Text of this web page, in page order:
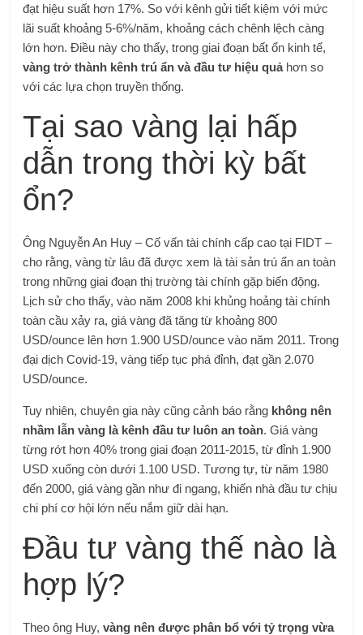
đạt hiệu suất hơn 17%. So với kênh gửi tiết kiệm với mức
lãi suất khoảng 5-6%/năm, khoảng cách chênh lệch càng
lớn hơn. Điều này cho thấy, trong giai đoạn bất ổn kinh tế,
vàng trở thành kênh trú ẩn và đầu tư hiệu quảhơn so
với các lựa chọn truyền thống.
Tại sao vàng lại hấp
dẫn trong thời kỳ bất
ổn?
Ông Nguyễn An Huy – Cố vấn tài chính cấp cao tại FIDT –
cho rằng, vàng từ lâu đã được xem là tài sản trú ẩn an toàn
trong những giai đoạn thị trường tài chính gặp biến động.
Lịch sử cho thấy, vào năm 2008 khi khủng hoảng tài chính
toàn cầu xảy ra, giá vàng đã tăng từ khoảng 800
USD/ounce lên hơn 1.900 USD/ounce vào năm 2011. Trong
đại dịch Covid-19, vàng tiếp tục phá đỉnh, đạt gần 2.070
USD/ounce.
Tuy nhiên, chuyên gia này cũng cảnh báo rằng không nên
nhầm lẫn vàng là kênh đầu tư luôn an toàn. Giá vàng
từng rớt hơn 40% trong giai đoạn 2011-2015, từ đỉnh 1.900
USD xuống còn dưới 1.100 USD. Tương tự, từ năm 1980
đến 2000, giá vàng gần như đi ngang, khiến nhà đầu tư chịu
chi phí cơ hội lớn nếu nắm giữ dài hạn.
Đầu tư vàng thế nào là
hợp lý?
Theo ông Huy,vàng nên được phân bổ với tỷ trọng vừa